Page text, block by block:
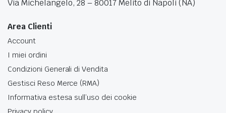
Via Michelangelo, 28 – 80017 Melito di Napoli (NA)
Area Clienti
Account
I miei ordini
Condizioni Generali di Vendita
Gestisci Reso Merce (RMA)
Informativa estesa sull’uso dei cookie